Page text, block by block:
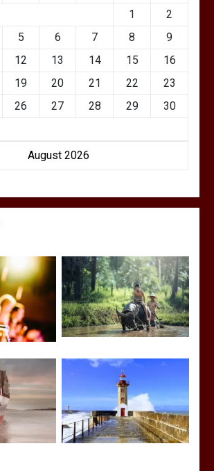
August 2026
1
2
5 6 7 8
9
12 13 14 15
16
19 20 21 22
23
26 27 28 29
30